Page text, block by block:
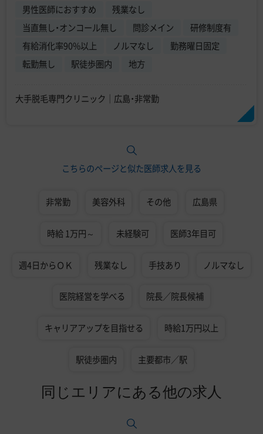
男性医師におすすめ
残業なし
当直無し・オンコール無し
問診メイン
研修制度有
有給消化率90%以上
ノルマなし
勤務曜日固定
転勤無し
駅徒歩圏内 地方
大手脱毛専門クリニック｜広島・非常勤
こちらのページと似た医師求人を見る
非常勤 美容外科 その他 広島県
時給 1万円～ 未経験可 医師3年目可
週4日からＯＫ 残業なし 手技あり ノルマなし
医院経営を学べる 院長／院長候補
キャリアアップを目指せる 時給1万円以上
駅徒歩圏内 主要都市／駅
同じエリアにある他の求人